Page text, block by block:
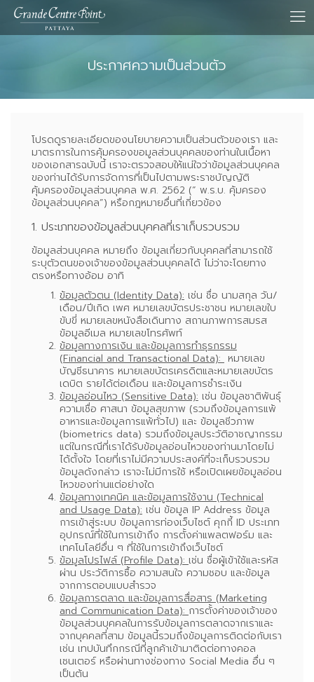
ประกาศความเป็นส่วนตัว
โปรดดูรายละเอียดของนโยบายความเป็นส่วนตัวของเรา และ
มาตรการในการคุ้มครองขอมูลส่วนบุคคลของท่านในเนื้อหา
ของเอกสารฉบับนี้ เราจะตรวจสอบให้แน่ใจว่าข้อมูลส่วนบุคคล
ของท่านได้รับการจัดการที่เป็นไปตามพระราชบัญญัติ
คุ้มครองข้อมูลส่วนบุคคล พ.ศ. 2562 (“ พ.ร.บ. คุ้มครอง
ข้อมูลส่วนบุคคล”) หรือกฎหมายอื่นที่เกี่ยวข้อง
1. ประเภทของข้อมูลส่วนบุคคลที่เราเก็บรวบรวม
ข้อมูลส่วนบุคคล หมายถึง ข้อมูลเกี่ยวกับบุคคลที่สามารถใช้
ระบุตัวตนของเจ้าของข้อมูลส่วนบุคคลได้ ไม่ว่าจะโดยทาง
ตรงหรือทางอ้อม อาทิ
ข้อมูลตัวตน (Identity Data): เช่น ชื่อ นามสกุล วัน/
เดือน/ปีเกิด เพศ หมายเลขบัตรประชาชน หมายเลขใบ
ขับขี่ หมายเลขหนังสือเดินทาง สถานภาพการสมรส
ข้อมูลอีเมล หมายเลขโทรศัพท์
ข้อมูลทางการเงิน และข้อมูลการทำธุรกรรม
(Financial and Transactional Data): หมายเลข
บัญชีธนาคาร หมายเลขบัตรเครดิตและหมายเลขบัตร
เดบิต รายได้ต่อเดือน และข้อมูลการชำระเงิน
ข้อมูลอ่อนไหว (Sensitive Data): เช่น ข้อมูลชาติพันธุ์
ความเชื่อ ศาสนา ข้อมูลสุขภาพ (รวมถึงข้อมูลการแพ้
อาหารและข้อมูลการแพ้ทั่วไป) และ ข้อมูลชีวภาพ
(biometrics data) รวมถึงข้อมูลประวัติอาชญากรรม
แต่ในกรณีที่เราได้รับข้อมูลอ่อนไหวของท่านมาโดยไม่
ได้ตั้งใจ โดยที่เราไม่มีความประสงค์ที่จะเก็บรวบรวม
ข้อมูลดังกล่าว เราจะไม่มีการใช้ หรือเปิดเผยข้อมูลอ่อน
ไหวของท่านแต่อย่างใด
ข้อมูลทางเทคนิค และข้อมูลการใช้งาน (Technical
and Usage Data): เช่น ข้อมูล IP Address ข้อมูล
การเข้าสู่ระบบ ข้อมูลการท่องเว็บไซต์ คุกกี้ ID ประเภท
อุปกรณ์ที่ใช้ในการเข้าถึง การตั้งค่าแพลตฟอร์ม และ
เทคโนโลยีอื่น ๆ ที่ใช้ในการเข้าถึงเว็บไซต์
ข้อมูลโปรไฟล์ (Profile Data): เช่น ชื่อผู้เข้าใช้และรหัส
ผ่าน ประวัติการซื้อ ความสนใจ ความชอบ และข้อมูล
จากการตอบแบบสำรวจ
ข้อมูลการตลาด และข้อมูลการสื่อสาร (Marketing
and Communication Data): การตั้งค่าของเจ้าของ
ข้อมูลส่วนบุคคลในการรับข้อมูลการตลาดจากเราและ
จากบุคคลที่สาม ข้อมูลนี้รวมถึงข้อมูลการติดต่อกับเรา
เช่น เทปบันทึกกรณีที่ลูกค้าเข้ามาติดต่อทางคอล
เซนเตอร์ หรือผ่านทางช่องทาง Social Media อื่น ๆ
เป็นต้น